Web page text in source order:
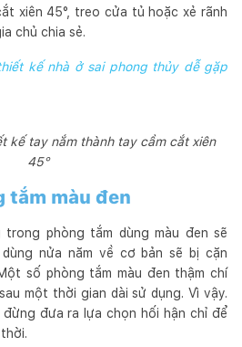
xiên 45°, treo cửa tủ hoặc xẻ rãnh
chủ chia sẻ.
kế nhà ở sai phong thủy dễ gặp
kế tay nắm thành tay cầm cắt xiên
45°
tắm màu đen
phòng tắm dùng màu đen sẽ
nửa năm về cơ bản sẽ bị cặn
số phòng tắm màu đen thậm chí
một thời gian dài sử dụng. Vì vậy.
đưa ra lựa chọn hối hận chỉ để